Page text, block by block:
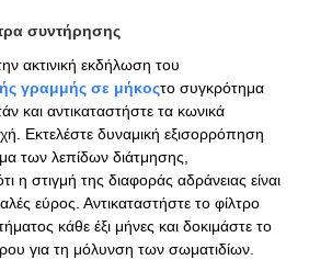
συντήρησης
ακτινική εκδήλωση του
γραμμής σε μήκοςτο συγκρότημα
και αντικαταστήστε τα κωνικά
Εκτελέστε δυναμική εξισορρόπηση
των λεπίδων διάτμησης,
η στιγμή της διαφοράς αδράνειας είναι
εύρος. Αντικαταστήστε το φίλτρο
κάθε έξι μήνες και δοκιμάστε το
για τη μόλυνση των σωματιδίων.